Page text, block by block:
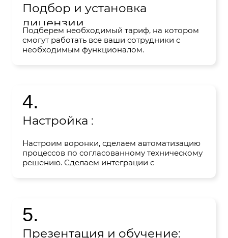
Подбор и установка
лицензии
Подберем необходимый тариф, на котором
смогут работать все ваши сотрудники с
необходимым функционалом.
4.
Настройка :
Настроим воронки, сделаем автоматизацию
процессов по согласованному техническому
решению. Сделаем интеграции с
5.
Презентация и обучение: